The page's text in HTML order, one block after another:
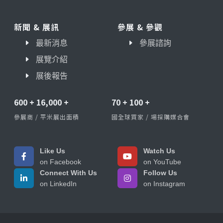
新聞 & 展訊
最新消息
展覽介紹
展後報告
參展 & 參觀
參展諮詢
600 + 16,000 +
參展商 / 平米展出面積
70 + 100 +
國全球買家 / 場採購媒合會
Like Us
on Facebook
Watch Us
on YouTube
Connect With Us
on LinkedIn
Follow Us
on Instagram